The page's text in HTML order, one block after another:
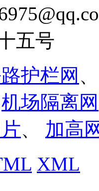
五号
护栏网
机场隔离网
、 加高
XML